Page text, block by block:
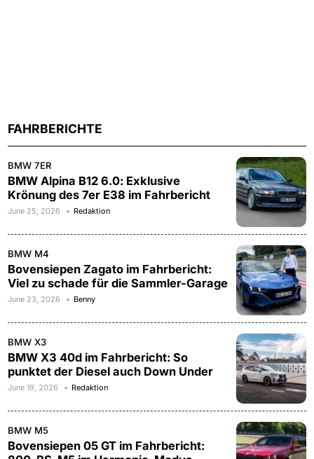
FAHRBERICHTE
BMW 7ER
BMW Alpina B12 6.0: Exklusive
Krönung des 7er E38 im Fahrbericht
June 25, 2026 Redaktion
BMW M4
Bovensiepen Zagato im Fahrbericht:
Viel zu schade für die Sammler-Garage
June 23, 2026 Benny
BMW X3
BMW X3 40d im Fahrbericht: So
punktet der Diesel auch Down Under
June 19, 2026 Redaktion
BMW M5
Bovensiepen 05 GT im Fahrbericht: